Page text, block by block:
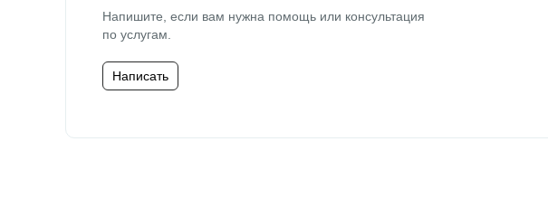
Напишите, если вам нужна помощь или консультация
по услугам.
Написать